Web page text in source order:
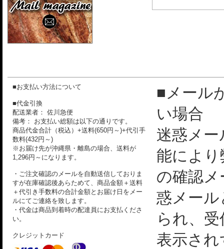
■お支払い方法について
■代金引換
配送業者： 佐川急便
備考： お支払い総額は以下の通りです。
商品代金合計（税込）+送料(650円～)+代引手
数料(432円～)
※お届け先が沖縄県・離島の場合、送料が
1,296円～になります。
・ご注文確認のメールを自動送信しておりま
すが在庫確認後あらためて、商品金額＋送料
＋代引き手数料の合計金額とお届け日をメー
ルにてご連絡を致します。
・代金は商品到着時の配達員にお支払くださ
い。
クレジットカード
■メール
い場合
迷惑メー
能によ
の確認
惑メー
られ、
表示さ